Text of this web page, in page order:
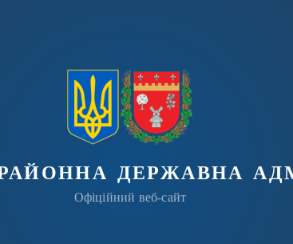
державна
Офіційний веб-сайт